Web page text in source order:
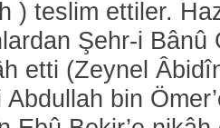
) teslim ettiler.
Şehr-i Bânû
etti (Zeynel
bin